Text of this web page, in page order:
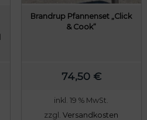
Brandrup Pfannenset „Click
& Cook“
74,50 €
inkl. 19 % MwSt.
zzgl.Versandkosten